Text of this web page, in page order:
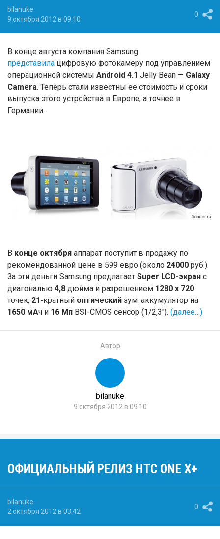
bilanuke
9 октября 2012 в 09:10
0
В конце августа компания Samsung
представила цифровую фотокамеру под управлением
операционной системы Android 4.1 Jelly Bean — Galaxy
Camera. Теперь стали известны ее стоимость и сроки
выпуска этого устройства в Европе, а точнее в
Германии.
В конце октября аппарат поступит в продажу по
рекомендованной цене в 599 евро (около 24000 руб.).
За эти деньги Samsung предлагает Super LCD-экран с
диагональю 4,8 дюйма и разрешением 1280 х 720
точек, 21-кратный оптический зум, аккумулятор на
1650 мАч и 16 Мп BSI-CMOS сенсор (1/2,3″). (далее…)
Автор
bilanuke
9 октября 2012 в 09:10
ОФИЦИАЛЬНЫЙ РЕЛИЗ HTC ONE X+
bilanuke
2 октября 2012 в 03:42
0